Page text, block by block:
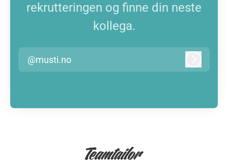
rekrutteringen og finne din neste
kollega.
@musti.no